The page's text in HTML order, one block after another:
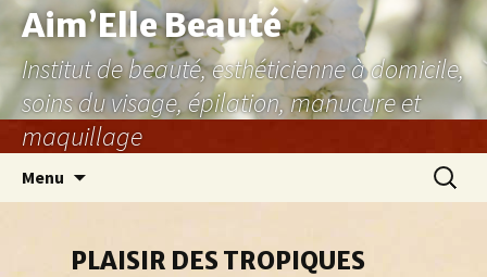
Aller
contenu
Aim’Elle Beauté
Institut de beauté, esthéticienne à domicile,
soins du visage, épilation, manucure et
maquillage
Menu
PLAISIR DES TROPIQUES